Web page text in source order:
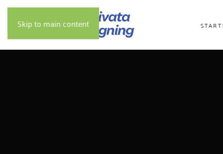
Skip to main content START